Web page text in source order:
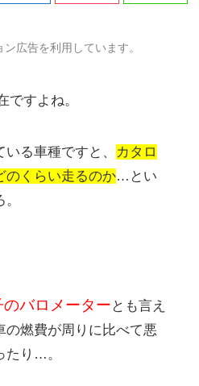
広告を利用しています。
ですよね。
る車種ですと、
カタロ
のくらい走るのか…とい
バロメーター とも言え
の燃費が周りに比べて悪
たり…。